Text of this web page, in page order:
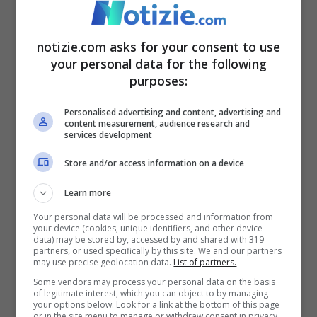
Anche se l’epicentro del sisma è stato
localizzato nella provincia di Frosinone, la
scossa è stata avvertita fino all’Abruzzo.
Secondo i dati raccolti dal
“Hai sentito il terremoto” , la scossa si è
propagata fino a Sora, Isola del Liri, Boville
Ernica, Monte San Giovanni Campano e
Cassino.
La scossa delle 3.44 è stata preceduta da
un’altra molto lieve all’1.19 a Villa Latina, di
magnitudo 0.8. E da un’altra a Sora di
potenza 2.4 a 17 chilometri di profondità.
notizie.com asks for your consent to use
your personal data for the following
purposes:
Personalised advertising and content, advertising and
content measurement, audience research and
services development
Store and/or access information on a device
Learn more
Your personal data will be processed and information from
your device (cookies, unique identifiers, and other device
data) may be stored by, accessed by and shared with 319
partners, or used specifically by this site. We and our partners
may use precise geolocation data. List of partners.
Some vendors may process your personal data on the basis
of legitimate interest, which you can object to by managing
your options below. Look for a link at the bottom of this page